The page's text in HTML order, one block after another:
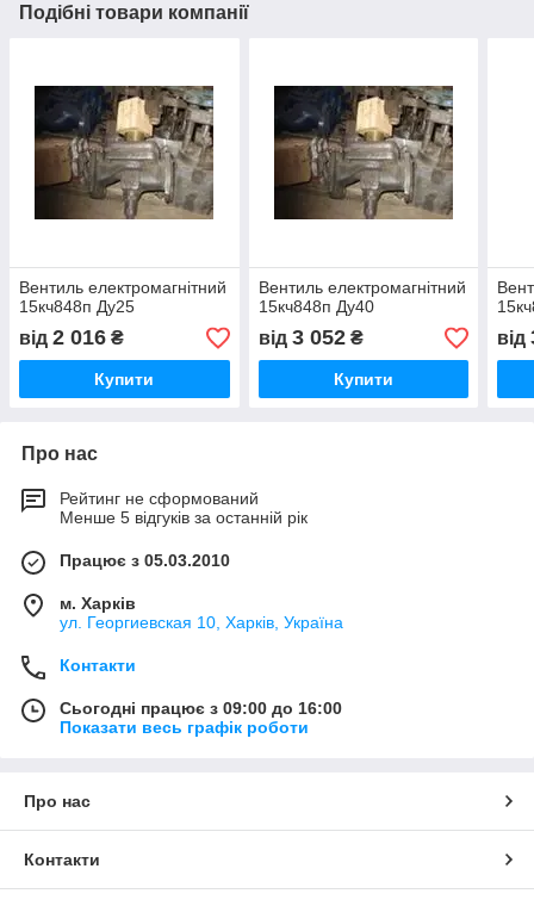
Подібні товари компанії
Вентиль електромагнітний
15кч848п Ду25
від 2 016 ₴
Купити
Вентиль електромагнітний
15кч848п Ду40
від 3 052₴
Купити
від
Про нас
Рейтинг не сформований
Менше 5 відгуків за останній рік
Працює з 05.03.2010
м. Харків
ул. Георгиевская 10, Харків, Україна
Контакти
Сьогодні працює з 09:00 до 16:00
Показати весь графік роботи
Про нас
Контакти